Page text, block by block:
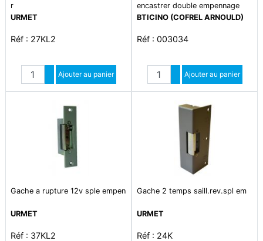
r
URMET
Réf : 27KL2
Quantité
Augmenter quantité
Diminuer quantité
Ajouter au panier
encastrer double empennage
BTICINO (COFREL ARNOULD)
Réf : 003034
Quantité
Augmenter quantité
Diminuer quantité
Ajouter au panier
Gache a rupture 12v sple empen
URMET
Réf : 37KL2
Gache 2 temps saill.rev.spl em
URMET
Réf : 24K